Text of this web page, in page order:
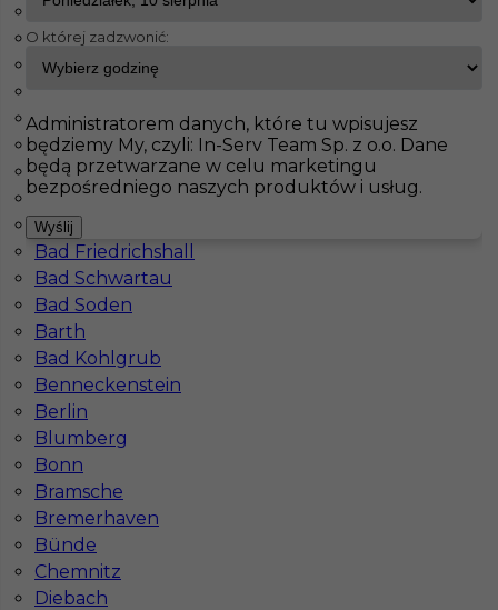
InServ Oferty pracy
Pokaż filtr
Paderborn
Wutöschingen
Achim
Solingen
Aachen
Augsburg
Bad Bevensen
Bad Dürrenberg
Bad Friedrichshall
Bad Schwartau
Bad Soden
Barth
Bad Kohlgrub
Benneckenstein
Berlin
Blumberg
Bonn
Bramsche
Bremerhaven
Bünde
Chemnitz
Diebach
Wyburzenia - praca w Niemczech bez języka
Kategoria Pracownicy fizyczni
Lokalizacja Niemcy
Wymagane języki
Stawka 15 - 17 € / h
O której zadzwonić:
Administratorem danych, które tu wpisujesz
będziemy My, czyli: In-Serv Team Sp. z o.o. Dane
będą przetwarzane w celu marketingu
bezpośredniego naszych produktów i usług.
Wyślij